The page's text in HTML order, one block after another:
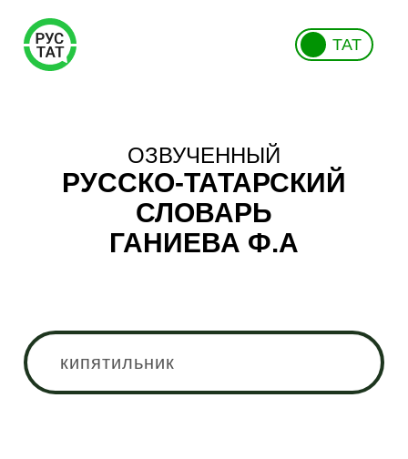
ТАТ
ОЗВУЧЕННЫЙ
РУССКО-ТАТАРСКИЙ
СЛОВАРЬ
ГАНИЕВА Ф.А